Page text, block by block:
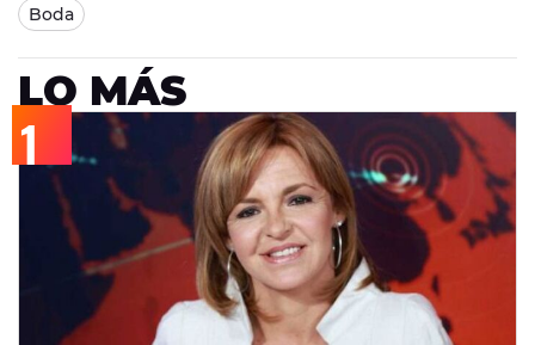
Boda
LO MÁS